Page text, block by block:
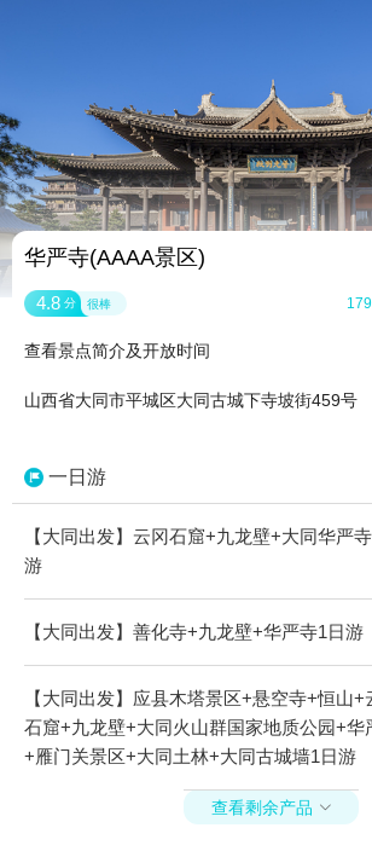
华严寺(AAAA景区)
4.8 分 很棒
查看景点简介及开放时间
山西省大同市平城区大同古城下寺坡街459号
一日游
【大同出发】云冈石窟+九龙壁+大同华严
游
【大同出发】善化寺+九龙壁+华严寺1日游
【大同出发】应县木塔景区+悬空寺+恒山+
石窟+九龙壁+大同火山群国家地质公园+华
+雁门关景区+大同土林+大同古城墙1日游
查看剩余产品 